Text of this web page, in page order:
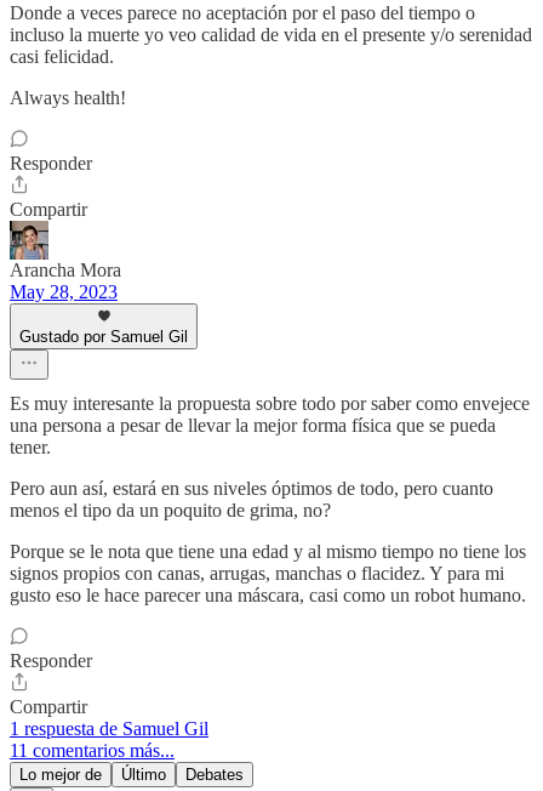
Donde a veces parece no aceptación por el paso del tiempo o
incluso la muerte yo veo calidad de vida en el presente y/o serenidad
casi felicidad.
Always health!
Responder
Compartir
Arancha Mora
May 28, 2023
Gustado por Samuel Gil
Es muy interesante la propuesta sobre todo por saber como envejece
una persona a pesar de llevar la mejor forma física que se pueda
tener.
Pero aun así, estará en sus niveles óptimos de todo, pero cuanto
menos el tipo da un poquito de grima, no?
Porque se le nota que tiene una edad y al mismo tiempo no tiene los
signos propios con canas, arrugas, manchas o flacidez. Y para mi
gusto eso le hace parecer una máscara, casi como un robot humano.
Responder
Compartir
1 respuesta de Samuel Gil
11 comentarios más...
Lo mejor de Último Debates